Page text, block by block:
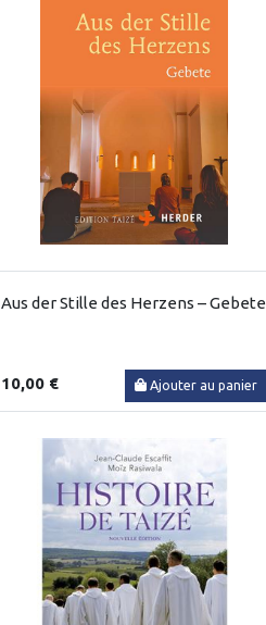
Aus der Stille des Herzens – Gebete
10,00 € Ajouter au panier